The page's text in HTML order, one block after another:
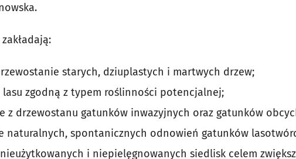
starych, dziuplastych i martwych drzew;
lasu zgodną z typem roślinności potencjalnej;
z drzewostanu gatunków inwazyjnych oraz gatunków
naturalnych, spontanicznych odnowień gatunków
i niepielęgnowanych siedlisk celem